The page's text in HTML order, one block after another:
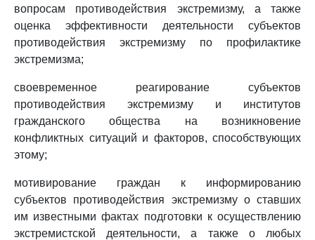
вопросам противодействия экстремизму, а также
оценка эффективности деятельности субъектов
противодействия экстремизму по профилактике
экстремизма;
своевременное реагирование субъектов
противодействия экстремизму и институтов
гражданского общества на возникновение
конфликтных ситуаций и факторов, способствующих
этому;
мотивирование граждан к информированию
субъектов противодействия экстремизму о ставших
им известными фактах подготовки к осуществлению
экстремистской деятельности, а также о любых